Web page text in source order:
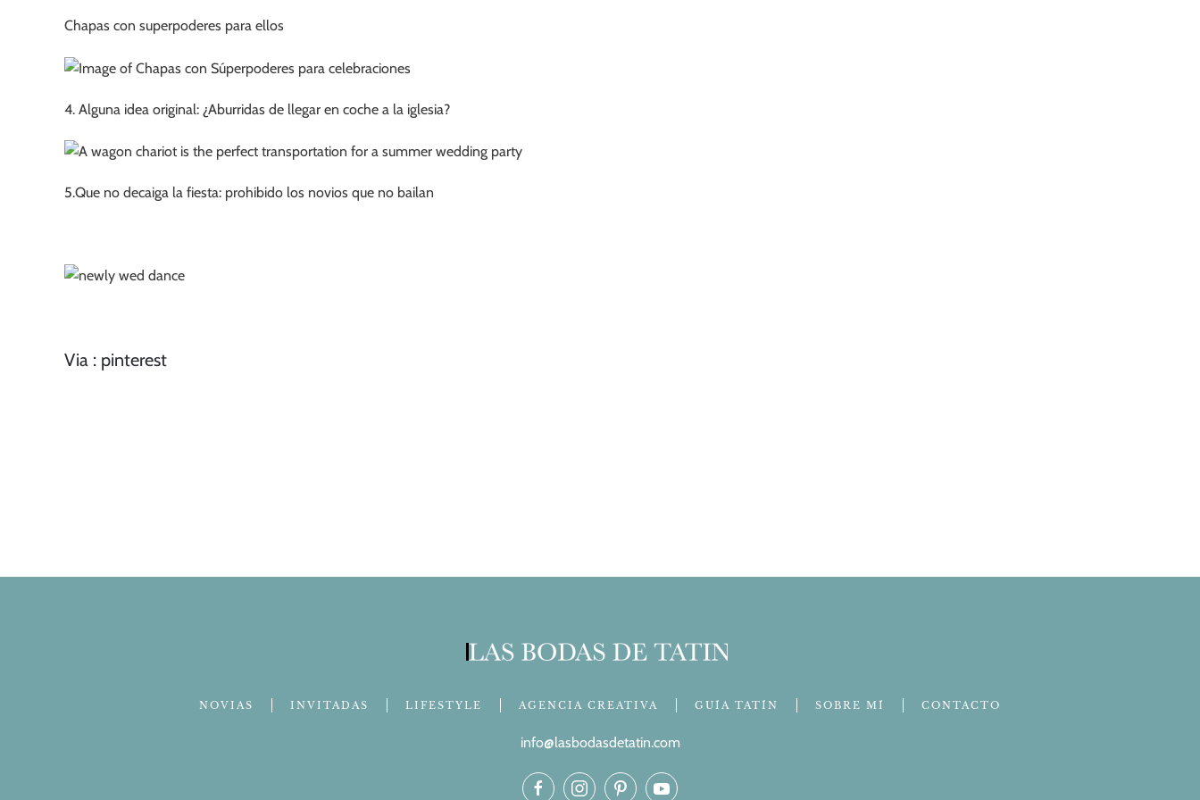
Chapas con superpoderes para ellos
4. Alguna idea original: ¿Aburridas de llegar en coche a la iglesia?
5.Que no decaiga la fiesta: prohibido los novios que no bailan
Via : pinterest
NOVIAS INVITADAS LIFESTYLE AGENCIA CREATIVA GUÍA TATÍN SOBRE MÍ CONTACTO
info@lasbodasdetatin.com